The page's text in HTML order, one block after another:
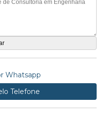
Whatsapp
Telefone